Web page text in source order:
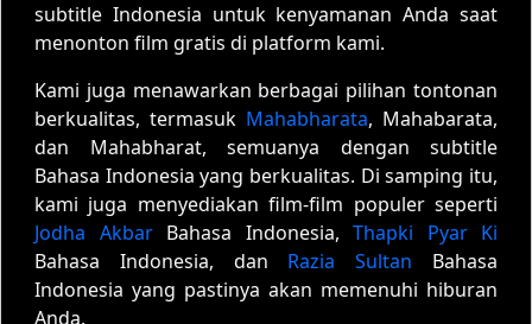
subtitle Indonesia untuk kenyamanan Anda saat
menonton film gratis di platform kami.
Kami juga menawarkan berbagai pilihan tontonan
berkualitas, termasuk Mahabharata, Mahabarata,
dan Mahabharat, semuanya dengan subtitle
Bahasa Indonesia yang berkualitas. Di samping itu,
kami juga menyediakan film-film populer seperti
Jodha AkbarBahasa Indonesia, Thapki Pyar Ki
Bahasa Indonesia, dan Razia Sultan Bahasa
Indonesia yang pastinya akan memenuhi hiburan
Anda.